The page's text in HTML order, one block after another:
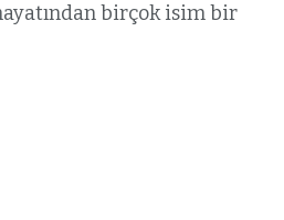
birçok isim bir